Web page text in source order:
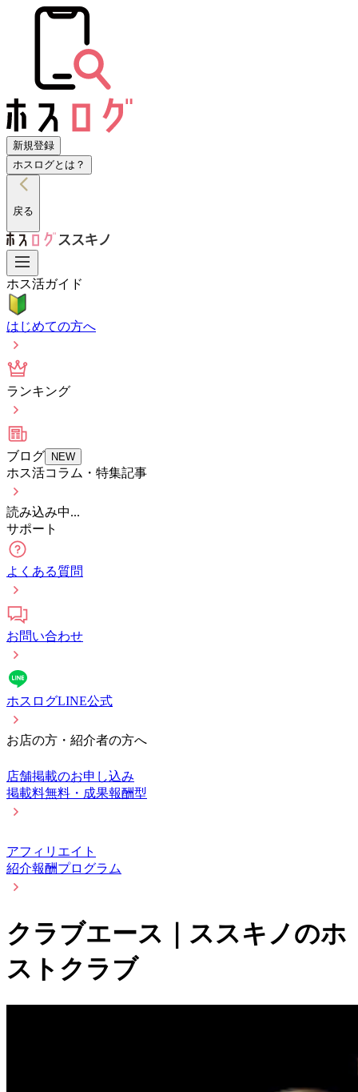
新規登録
ホスログとは？
戻る
ホス活ガイド
はじめての方へ
ランキング
ブログ NEW
ホス活コラム・特集記事
読み込み中...
サポート
よくある質問
お問い合わせ
ホスログLINE公式
お店の方・紹介者の方へ
店舗掲載のお申し込み
掲載料無料・成果報酬型
アフィリエイト
紹介報酬プログラム
クラブエース｜ススキノのホ
ストクラブ